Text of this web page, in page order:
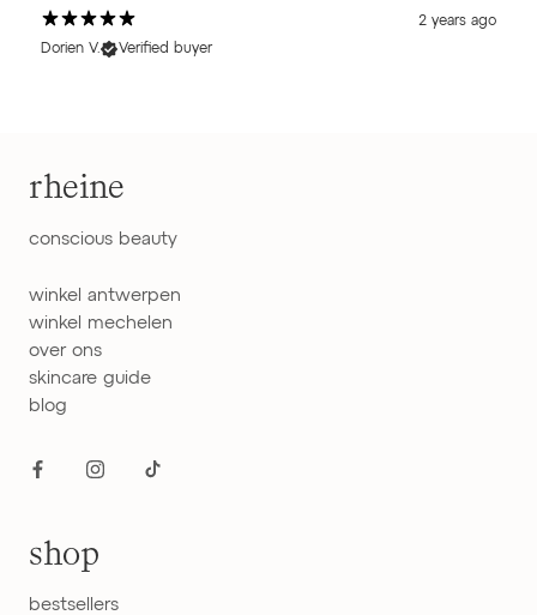
2 years ago
Dorien V.
Verified buyer
rheine
conscious beauty
winkel antwerpen
winkel mechelen
over ons
skincare guide
blog
shop
bestsellers